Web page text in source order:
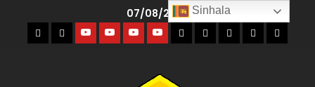
07/08/2026 Sinhala